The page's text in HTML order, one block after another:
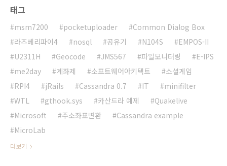
태그
msm7200 pocketuploader
Common Dialog Box
라즈베리파이4
nosql 공유기 N104S
EMPOS-II
U2311H
Geocode JMS567 파일모니터링
E-IPS
me2day
계좌제 소프트웨어아키텍트
소셜게임
RPI4
jRails Cassandra 0.7 IT
minifilter
WTL
gthook.sys 카산드라 예제
Quakelive
Microsoft
주소좌표변환
Cassandra example
MicroLab
더보기